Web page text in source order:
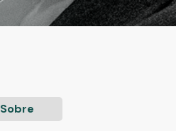
Sobre